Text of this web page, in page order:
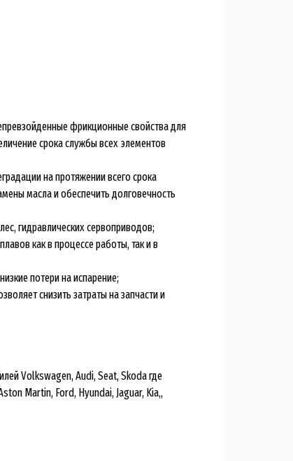
фрикционные свойства для
срока службы всех элементов
на протяжении всего срока
масла и обеспечить долговечность
гидравлических сервоприводов;
как в процессе работы, так и в
потери на испарение;
снизить затраты на запчасти и
Volkswagen, Audi, Seat, Skoda где
Martin, Ford, Hyundai, Jaguar, Kia,,